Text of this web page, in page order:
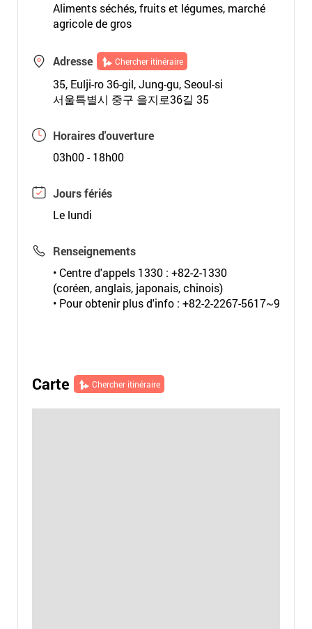
Aliments séchés, fruits et légumes, marché
agricole de gros
Adresse Chercher itinéraire
35, Eulji-ro 36-gil, Jung-gu, Seoul-si
서울특별시 중구 을지로36길 35
Horaires d'ouverture
03h00 - 18h00
Jours fériés
Le lundi
Renseignements
• Centre d'appels 1330 : +82-2-1330
(coréen, anglais, japonais, chinois)
• Pour obtenir plus d'info : +82-2-2267-5617~9
Carte Chercher itinéraire